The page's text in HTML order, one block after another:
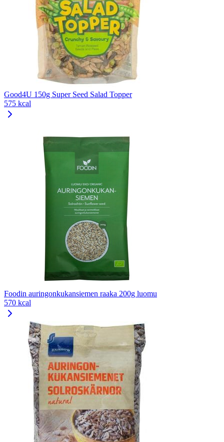
Good4U 150g Super Seed Salad Topper
575 kcal
Foodin auringonkukansiemen raaka 200g luomu
570 kcal